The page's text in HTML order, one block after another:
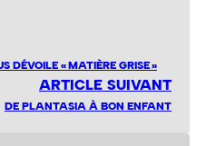
DÉVOILE « MATIÈRE GRISE »
ARTICLE SUIVANT
DE PLANTASIA À BON ENFANT